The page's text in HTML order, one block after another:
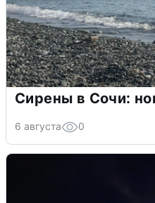
Сирены в Сочи:
6 августа 0